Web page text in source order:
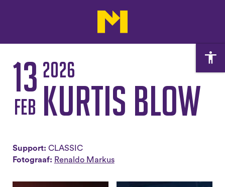
13
feb
2026
Kurtis Blow
Support: CLASSIC
Fotograaf: Renaldo Markus